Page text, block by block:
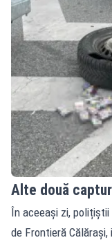
Alte două
În aceeași zi,
de Frontieră